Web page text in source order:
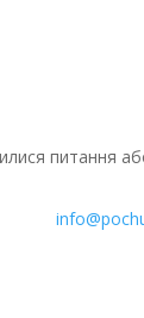
питання